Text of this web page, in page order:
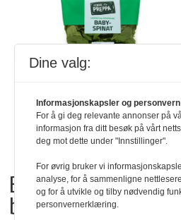
Bama
babyspinat og
Dine valg:
Informasjonskapsler og personvern
For å gi deg relevante annonser på
informasjon fra ditt besøk på vårt
deg mot dette under "Innstillinger".
For øvrig bruker vi
analyse, for å sammenligne
og for å utvikle og tilby nødvendig
personvernerklæring.